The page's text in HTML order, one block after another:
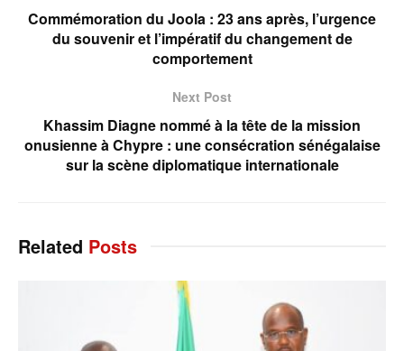
Commémoration du Joola : 23 ans après, l’urgence
du souvenir et l’impératif du changement de
comportement
Next Post
Khassim Diagne nommé à la tête de la mission
onusienne à Chypre : une consécration sénégalaise
sur la scène diplomatique internationale
Related Posts